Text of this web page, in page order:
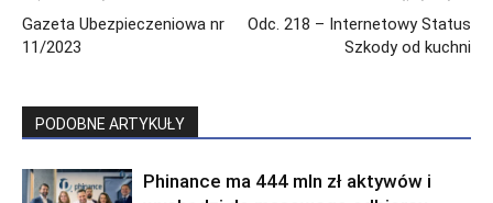
Gazeta Ubezpieczeniowa nr
11/2023
Odc. 218 – Internetowy Status
Szkody od kuchni
PODOBNE ARTYKUŁY
Phinance ma 444 mln zł aktywów i